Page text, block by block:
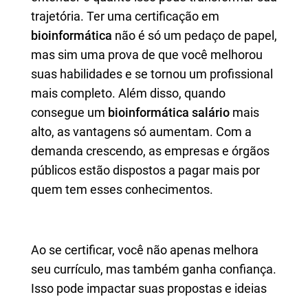
trajetória. Ter uma certificação em
bioinformática não é só um pedaço de papel,
mas sim uma prova de que você melhorou
suas habilidades e se tornou um profissional
mais completo. Além disso, quando
consegue um bioinformática salário mais
alto, as vantagens só aumentam. Com a
demanda crescendo, as empresas e órgãos
públicos estão dispostos a pagar mais por
quem tem esses conhecimentos.
Ao se certificar, você não apenas melhora
seu currículo, mas também ganha confiança.
Isso pode impactar suas propostas e ideias